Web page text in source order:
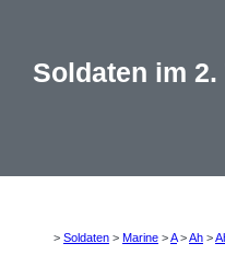
Soldaten im
> Soldaten > Marine >A>Ah >